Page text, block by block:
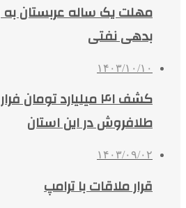
مهلت یک ساله عربستان به
بدهی نفتی
۱۴۰۳/۱۰/۱۰
کشف ۴۱ میلیارد تومان
طلافروش در این استان
۱۴۰۳/۰۹/۰۲
‌قرار ملاقات با ترامپ